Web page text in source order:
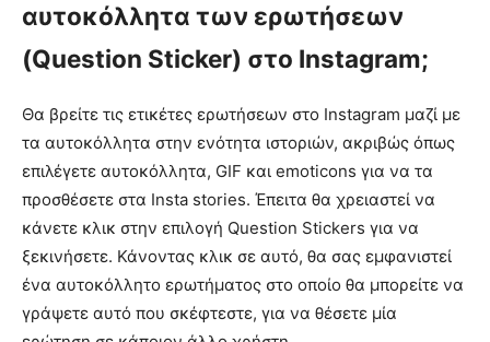
αυτοκόλλητα των ερωτήσεων
(Question Sticker) στο Instagram;
Θα βρείτε τις ετικέτες ερωτήσεων στο Instagram μαζί με
τα αυτοκόλλητα στην ενότητα ιστοριών, ακριβώς όπως
επιλέγετε αυτοκόλλητα, GIF και emoticons για να τα
προσθέσετε στα Insta stories. Έπειτα θα χρειαστεί να
κάνετε κλικ στην επιλογή Question Stickers για να
ξεκινήσετε. Κάνοντας κλικ σε αυτό, θα σας εμφανιστεί
ένα αυτοκόλλητο ερωτήματος στο οποίο θα μπορείτε να
γράψετε αυτό που σκέφτεστε, για να θέσετε μία